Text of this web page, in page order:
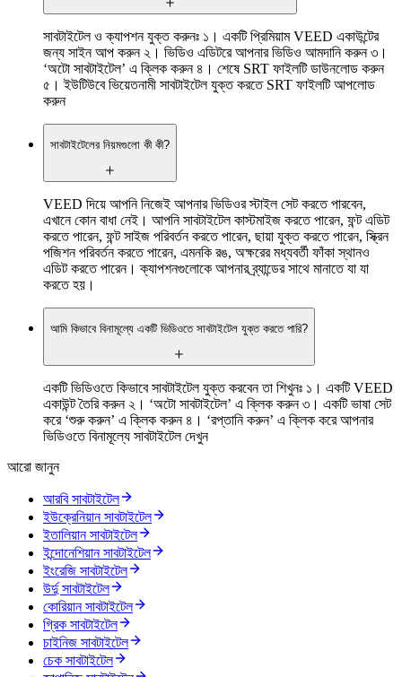
সাবটাইটেল ও ক্যাপশন যুক্ত করুনঃ ১। একটি প্রিমিয়াম VEED একাউন্টের
জন্য সাইন আপ করুন ২। ভিডিও এডিটরে আপনার ভিডিও আমদানি করুন ৩।
‘অটো সাবটাইটেল’ এ ক্লিক করুন ৪। শেষে SRT ফাইলটি ডাউনলোড করুন
৫। ইউটিউবে ভিয়েতনামী সাবটাইটেল যুক্ত করতে SRT ফাইলটি আপলোড
করুন
সাবটাইটেলের নিয়মগুলো কী কী?
VEED দিয়ে আপনি নিজেই আপনার ভিডিওর স্টাইল সেট করতে পারবেন,
এখানে কোন বাধা নেই। আপনি সাবটাইটেল কাস্টমাইজ করতে পারেন, ফন্ট এডিট
করতে পারেন, ফন্ট সাইজ পরিবর্তন করতে পারেন, ছায়া যুক্ত করতে পারেন, স্ক্রিন
পজিশন পরিবর্তন করতে পারেন, এমনকি রঙ, অক্ষরের মধ্যবর্তী ফাঁকা স্থানও
এডিট করতে পারেন। ক্যাপশনগুলোকে আপনার ব্র্যান্ডের সাথে মানাতে যা যা
করতে হয়।
আমি কিভাবে বিনামূল্যে একটি ভিডিওতে সাবটাইটেল যুক্ত করতে পারি?
একটি ভিডিওতে কিভাবে সাবটাইটেল যুক্ত করবেন তা শিখুনঃ ১। একটি VEED
একাউন্ট তৈরি করুন ২। ‘অটো সাবটাইটেল’ এ ক্লিক করুন ৩। একটি ভাষা সেট
করে ‘শুরু করুন’ এ ক্লিক করুন ৪। ‘রপ্তানি করুন’ এ ক্লিক করে আপনার
ভিডিওতে বিনামূল্যে সাবটাইটেল দেখুন
আরো জানুন
আরবি সাবটাইটেল
ইউক্রেনিয়ান সাবটাইটেল
ইতালিয়ান সাবটাইটেল
ইন্দোনেশিয়ান সাবটাইটেল
ইংরেজি সাবটাইটেল
উর্দু সাবটাইটেল
কোরিয়ান সাবটাইটেল
গ্রিক সাবটাইটেল
চাইনিজ সাবটাইটেল
চেক সাবটাইটেল